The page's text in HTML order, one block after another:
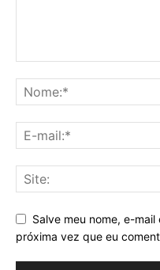
Salve meu nome, e-
próxima vez que eu